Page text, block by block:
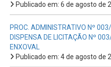
Publicado em: 6 de agosto de
PROC. ADMINISTRATIVO Nº
DISPENSA DE LICITAÇÃO Nº
ENXOVAL
Publicado em: 4 de agosto de